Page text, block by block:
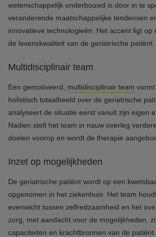
wetenschappelijk onderbouwd is door in te
veranderende maatschappelijke tendensen
innovatieve technologieën. Het accent ligt op
de levenskwaliteit van de geriatrische patiënt.
Multidisciplinair team
Een gemotiveerd, multidisciplinair team
holistisch totaalbeeld over de geriatrische
analyseert de situatie eerst vanuit zijn eigen
Nadien stelt het team in nauw overleg
doelen voorop en wordt de therapie
Inzet op mogelijkheden
De geriatrische patiënt wordt op een
opgenomen in het ziekenhuis. Het team
evenwicht tussen zelfredzaamheid en het
zorg, met aandacht voor de mogelijkheden,
capaciteiten en krachtbronnen van de patiënt.